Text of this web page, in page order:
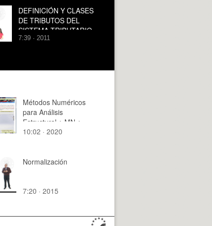
DEFINICIÓN Y CLASES
DE TRIBUTOS DEL
SISTEMA TRIBUTARIO
ESPAÑOL
7:39 · 2011
Métodos Numéricos
para Análisis
Estructural ¿ MN ¿
2020 ¿ Clase 04 ¿
10:02 · 2020
Normalización
7:20 · 2015